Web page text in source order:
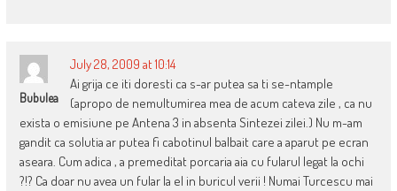
Bubulea
July 28, 2009 at 10:14
Ai grija ce iti doresti ca s-ar putea sa ti se-ntample
(apropo de nemultumirea mea de acum cateva zile , ca nu
exista o emisiune pe Antena 3 in absenta Sintezei zilei.) Nu m-am
gandit ca solutia ar putea fi cabotinul balbait care a aparut pe ecran
aseara. Cum adica , a premeditat porcaria aia cu fularul legat la ochi
?!? Ca doar nu avea un fular la el in buricul verii ! Numai Turcescu mai